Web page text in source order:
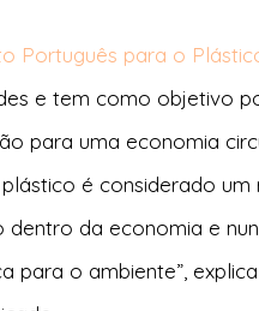
Português para o
e tem como objetivo
para uma economia
é considerado um
dentro da economia e
para o ambiente”,